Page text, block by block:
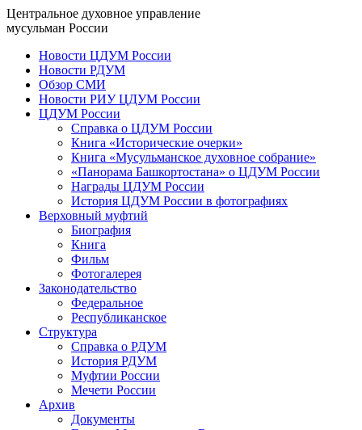
Центральное духовное управление
мусульман России
Новости ЦДУМ России
Новости РДУМ
Обзор СМИ
Новости РИУ ЦДУМ России
ЦДУМ России
Справка о ЦДУМ России
Книга «Исторические очерки»
Книга «Мусульманское духовное собрание»
«Панорама Башкортостана» о ЦДУМ России
Награды ЦДУМ России
История ЦДУМ России в фотографиях
Верховный муфтий
Биография
Книга
Фильм
Фотогалерея
Законодательство
Федеральное
Республиканское
Структура
Справка о РДУМ
История РДУМ
Муфтии России
Мечети России
Архив
Документы